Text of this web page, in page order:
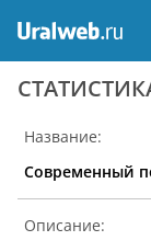
Название:
Современный
Описание: